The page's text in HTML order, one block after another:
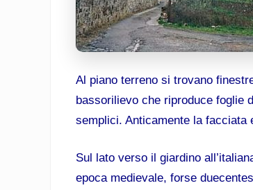
Al piano terreno si trovano
bassorilievo che riproduce foglie
semplici. Anticamente la facciata
Sul lato verso il giardino
epoca medievale, forse